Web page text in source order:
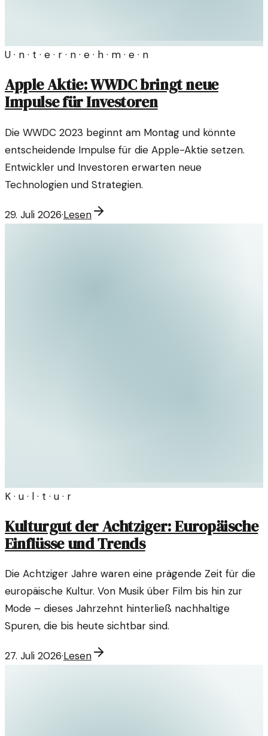
U · n · t · e · r · n · e · h · m · e · n
Apple Aktie: WWDC bringt neue
Impulse für Investoren
Die WWDC 2023 beginnt am Montag und könnte
entscheidende Impulse für die Apple-Aktie setzen.
Entwickler und Investoren erwarten neue
Technologien und Strategien.
29. Juli 2026·Lesen
K · u · l · t · u · r
Kulturgut der Achtziger: Europäische
Einflüsse und Trends
Die Achtziger Jahre waren eine prägende Zeit für die
europäische Kultur. Von Musik über Film bis hin zur
Mode – dieses Jahrzehnt hinterließ nachhaltige
Spuren, die bis heute sichtbar sind.
27. Juli 2026·Lesen